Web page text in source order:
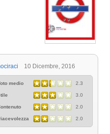
10 Dicembre, 2016
medio 2.3
3.0
2.0
2.0